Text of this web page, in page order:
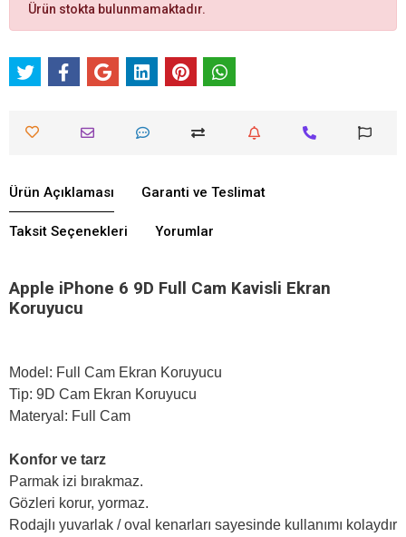
Ürün stokta bulunmamaktadır.
Ürün Açıklaması Garanti ve Teslimat
Taksit Seçenekleri Yorumlar
Apple iPhone 6 9D Full Cam Kavisli Ekran
Koruyucu
Model: Full Cam Ekran Koruyucu
Tip: 9D Cam Ekran Koruyucu
Materyal: Full Cam
Konfor ve tarz
Parmak izi bırakmaz.
Gözleri korur, yormaz.
Rodajlı yuvarlak / oval kenarları sayesinde kullanımı kolaydır